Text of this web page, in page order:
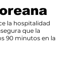
la hospitalidad
que la
90 minutos en la